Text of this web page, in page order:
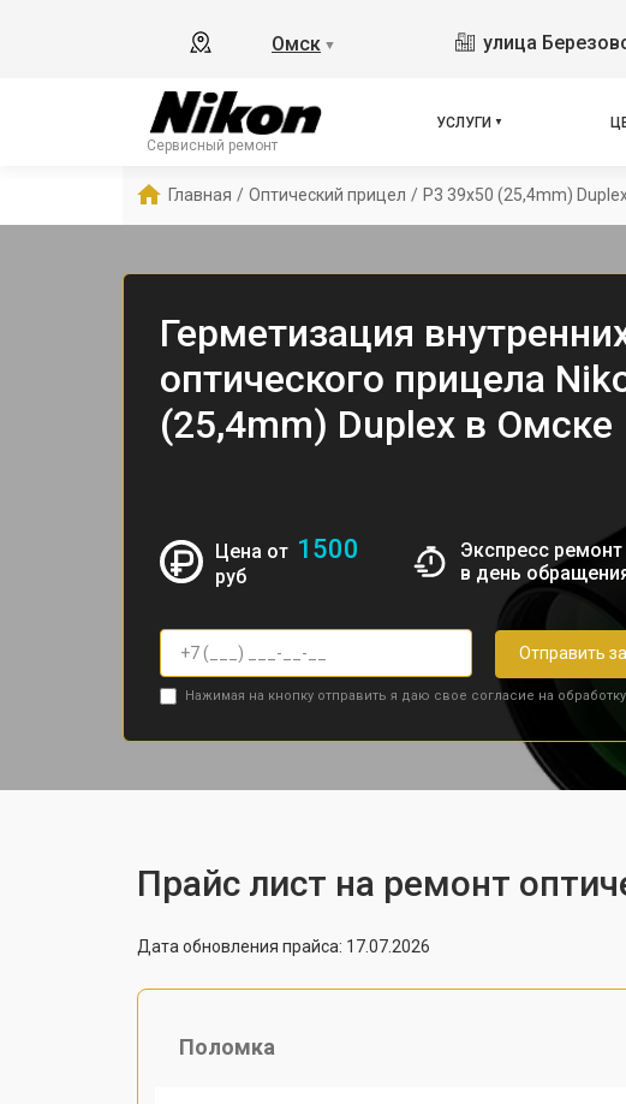
Омск ▼ улица
Сервисный ремонт
УСЛУГИ
Главная / Оптический прицел / P3 39x50 (25,4mm)
Герметизация
оптического прицела
(25,4mm) Duplex в Омске
Цена от 1500
руб
Экспресс ремонт
в день
Отправить
Нажимая на кнопку отправить я даю свое согласие на
Прайс лист на ремонт
Дата обновления прайса: 17.07.2026
Поломка